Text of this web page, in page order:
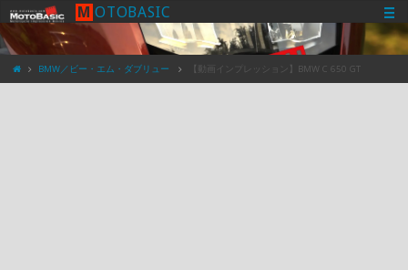
M OTOBASIC
BMW／ビー・エム・ダブリュー 【動画インプレッション】BMW C 650 GT